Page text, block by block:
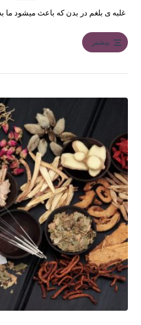
غلبه ی بلغم در بدن که باعث میشود ما
بیشتر